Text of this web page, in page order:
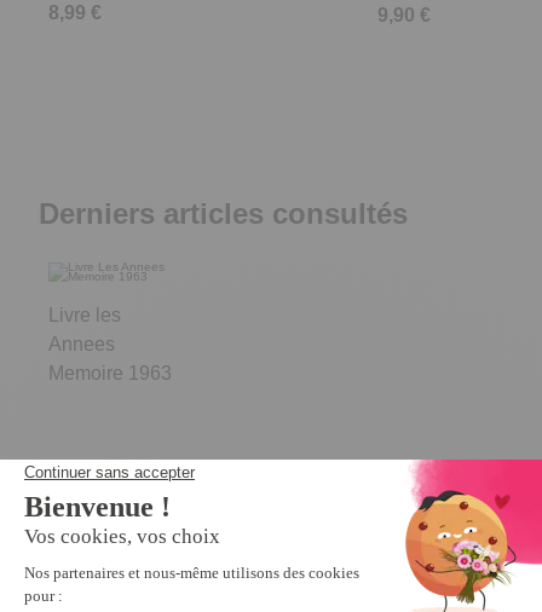
8,99 €
9,90 €
Derniers articles consultés
Livre les
Annees
Memoire 1963
Inscrivez-vous à notre
newsletter